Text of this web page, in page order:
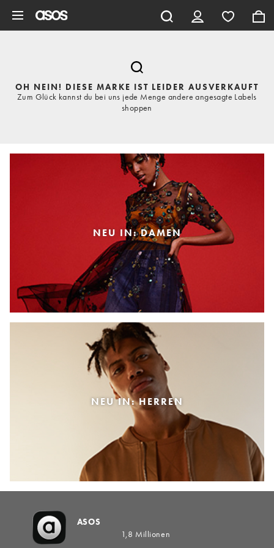
OH NEIN! DIESE MARKE IST LEIDER AUSVERKAUFT
Zum Glück kannst du bei uns jede Menge andere angesagte Labels
shoppen
NEU IN: DAMEN
NEU IN: HERREN
ASOS
1,8 Millionen